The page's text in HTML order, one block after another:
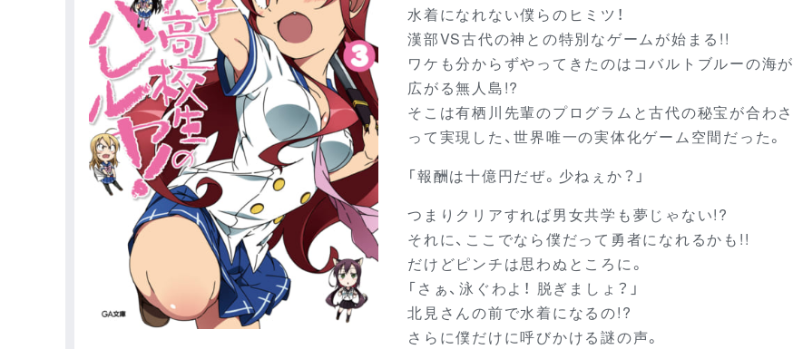
水着になれない僕らのヒミツ！
漢部VS古代の神との特別なゲームが始まる!!
ワケも分からずやってきたのはコバルトブルーの海が
広がる無人島!?
そこは有栖川先輩のプログラムと古代の秘宝が合わさ
って実現した、世界唯一の実体化ゲーム空間だった。
「報酬は十億円だぜ。少ねぇか？」
つまりクリアすれば男女共学も夢じゃない!?
それに、ここでなら僕だって勇者になれるかも!!
だけどピンチは思わぬところに。
「さぁ、泳ぐわよ！ 脱ぎましょ？」
北見さんの前で水着になるの!?
さらに僕だけに呼びかける謎の声。